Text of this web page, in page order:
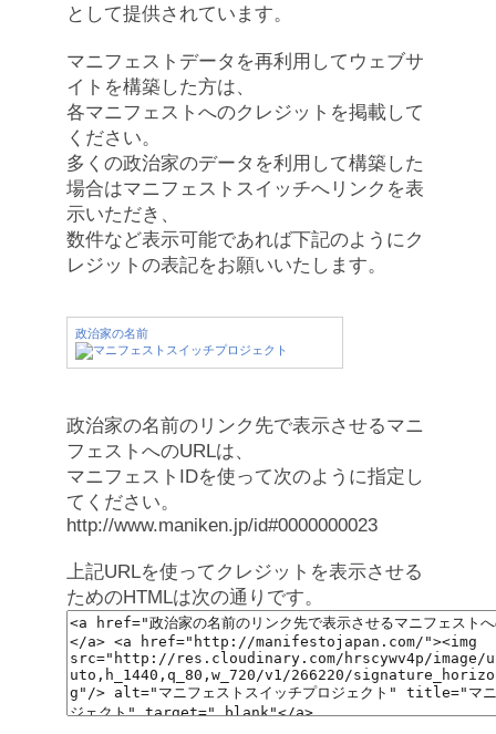
として提供されています。
マニフェストデータを再利用してウェブサ
イトを構築した方は、
各マニフェストへのクレジットを掲載して
ください。
多くの政治家のデータを利用して構築した
場合はマニフェストスイッチへリンクを表
示いただき、
数件など表示可能であれば下記のようにク
レジットの表記をお願いいたします。
政治家の名前
政治家の名前のリンク先で表示させるマニ
フェストへのURLは、
マニフェストIDを使って次のように指定し
てください。
http://www.maniken.jp/id#0000000023
上記URLを使ってクレジットを表示させる
ためのHTMLは次の通りです。